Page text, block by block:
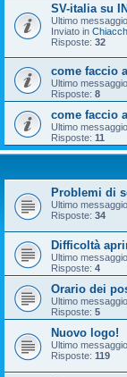
SV-italia su
Ultimo
Inviato in
Risposte: 32
come faccio
Ultimo
Risposte: 8
come faccio
Ultimo
Risposte: 11
Problemi di
Ultimo
Risposte: 34
Difficoltà
Ultimo
Risposte: 4
Orario dei
Ultimo
Risposte: 5
Nuovo logo!
Ultimo
Risposte: 119